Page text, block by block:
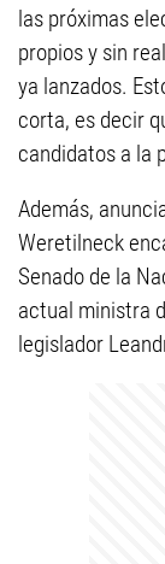
las próximas
propios y sin
ya lanzados.
corta, es decir
candidatos a la
Además,
Weretilneck
Senado de la
actual ministra
legislador